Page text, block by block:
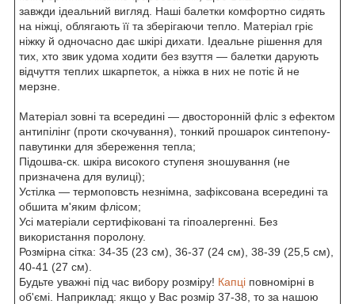
завжди ідеальний вигляд. Наші балетки комфортно сидять
на ніжці, облягають її та зберігаючи тепло. Матеріал гріє
ніжку й одночасно дає шкірі дихати. Ідеальне рішення для
тих, хто звик удома ходити без взуття — балетки дарують
відчуття теплих шкарпеток, а ніжка в них не потіє й не
мерзне.
Матеріал зовні та всередині — двосторонній фліс з ефектом
антипілінг (проти скочування), тонкий прошарок синтепону-
павутинки для збереження тепла;
Підошва-ск. шкіра високого ступеня зношування (не
призначена для вулиці);
Устілка — термоповсть незнімна, зафіксована всередині та
обшита м'яким флісом;
Усі матеріали сертифіковані та гіпоалергенні. Без
використання поролону.
Розмірна сітка: 34-35 (23 см), 36-37 (24 см), 38-39 (25,5 см),
40-41 (27 см).
Будьте уважні під час вибору розміру! Капці повномірні в
об'ємі. Наприклад: якщо у Вас розмір 37-38, то за нашою